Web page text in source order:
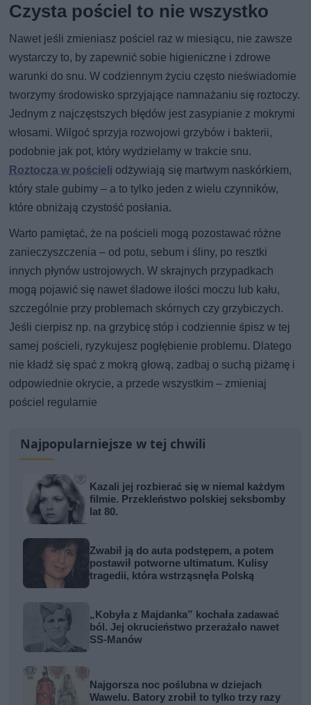
Czysta pościel to nie wszystko
Nawet jeśli zmieniasz pościel raz w miesiącu, nie zawsze
wystarczy to, by zapewnić sobie higieniczne i zdrowe
warunki do snu. W codziennym życiu często nieświadomie
tworzymy środowisko sprzyjające namnażaniu się roztoczy.
Jednym z najczęstszych błędów jest zasypianie z mokrymi
włosami. Wilgoć sprzyja rozwojowi grzybów i bakterii,
podobnie jak pot, który wydzielamy w trakcie snu.
Roztocza w pościeli odżywiają się martwym naskórkiem,
który stale gubimy – a to tylko jeden z wielu czynników,
które obniżają czystość posłania.
Warto pamiętać, że na pościeli mogą pozostawać różne
zanieczyszczenia – od potu, sebum i śliny, po resztki
innych płynów ustrojowych. W skrajnych przypadkach
mogą pojawić się nawet śladowe ilości moczu lub kału,
szczególnie przy problemach skórnych czy grzybiczych.
Jeśli cierpisz np. na grzybicę stóp i codziennie śpisz w tej
samej pościeli, ryzykujesz pogłębienie problemu. Dlatego
nie kładź się spać z mokrą głową, zadbaj o suchą piżamę i
odpowiednie okrycie, a przede wszystkim – zmieniaj
pościel regularnie
Najpopularniejsze w tej chwili
Kazali jej rozbierać się w niemal każdym
filmie. Przekleństwo polskiej seksbomby
lat 80.
Zwabił ją do auta podstępem, a potem
postawił potworne ultimatum. Kulisy
tragedii, która wstrząsnęła Polską
„Kobyła z Majdanka” kochała zadawać
ból. Jej okrucieństwo przerażało nawet
SS-Manów
Najgorsza noc poślubna w dziejach
Wawelu. Batory zrobił to tylko trzy razy